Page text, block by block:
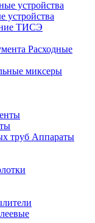
устройства
ТИСЭ
Расходные
миксеры
Аппараты